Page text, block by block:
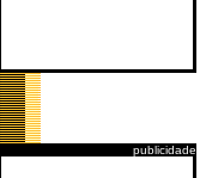
publicidade